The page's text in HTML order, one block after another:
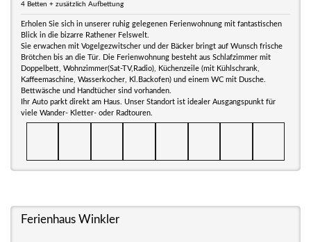
4 Betten + zusätzlich Aufbettung
Erholen Sie sich in unserer ruhig gelegenen Ferienwohnung mit fantastischen
Blick in die bizarre Rathener Felswelt.
Sie erwachen mit Vogelgezwitscher und der Bäcker bringt auf Wunsch frische
Brötchen bis an die Tür. Die Ferienwohnung besteht aus Schlafzimmer mit
Doppelbett, Wohnzimmer(Sat-TV,Radio), Küchenzeile (mit Kühlschrank,
Kaffeemaschine, Wasserkocher, Kl.Backofen) und einem WC mit Dusche.
Bettwäsche und Handtücher sind vorhanden.
Ihr Auto parkt direkt am Haus. Unser Standort ist idealer Ausgangspunkt für
viele Wander- Kletter- oder Radtouren.
Ferienhaus Winkler